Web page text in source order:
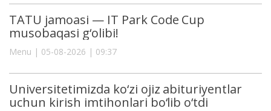
TATU jamoasi — IT Park Code Cup
musobaqasi g‘olibi!
Menu | 05-08-2026 | 09:37
Universitetimizda ko‘zi ojiz abituriyentlar
uchun kirish imtihonlari bo‘lib o‘tdi